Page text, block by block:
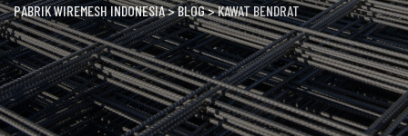
PABRIK WIREMESH INDONESIA>BLOG>KAWAT BENDRAT